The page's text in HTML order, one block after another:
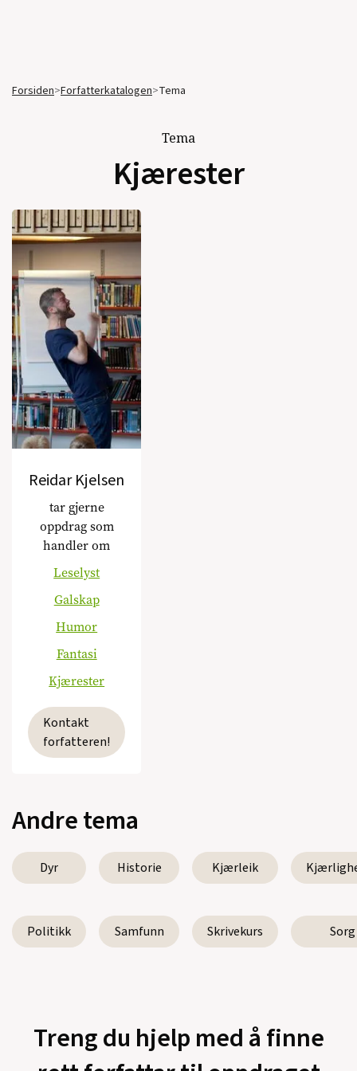
Forsiden>Forfatterkatalogen>Tema
Tema
Kjærester
Reidar Kjelsen
tar gjerne
oppdrag som
handler om
Leselyst
Galskap
Humor
Fantasi
Kjærester
Kontakt
forfatteren!
Andre tema
Dyr Historie Kjærleik
Politikk Samfunn Skrivekurs Sorg
Treng du hjelp med å finne